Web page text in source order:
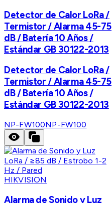
Detector de Calor LoRa /
Termistor / Alarma 45-75
dB / Batería 10 Años /
Estándar GB 30122-2013
Detector de Calor LoRa /
Termistor / Alarma 45-75
dB / Batería 10 Años /
Estándar GB 30122-2013
NP-FW100NP-FW100
HIKVISION
Alarma de Sonido y Luz